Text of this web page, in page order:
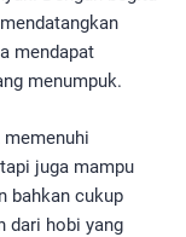
mendapat
menumpuk.
juga mampu
bahkan cukup
dari hobi yang